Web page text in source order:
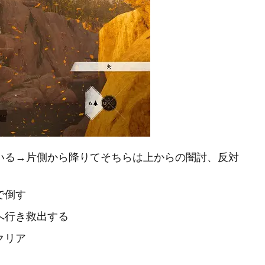
る→片側から降りてそちらは上からの闇討、反対
倒す
行き救出する
リア